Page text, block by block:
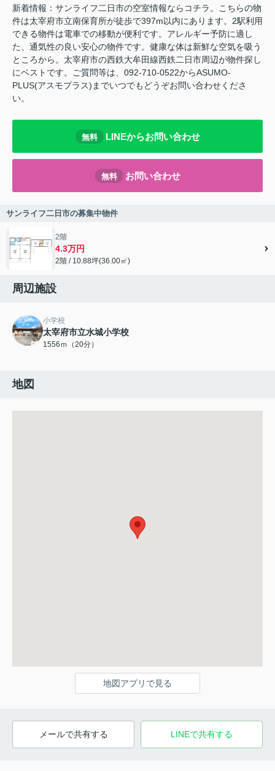
新着情報：サンライフ二日市の空室情報ならコチラ。こちらの物
件は太宰府市立南保育所が徒歩で397m以内にあります。2駅利用
できる物件は電車での移動が便利です。アレルギー予防に適し
た、通気性の良い安心の物件です。健康な体は新鮮な空気を吸う
ところから。太宰府市の西鉄大牟田線西鉄二日市周辺が物件探し
にベストです。ご質問等は、092-710-0522からASUMO-
PLUS(アスモプラス)までいつでもどうぞお問い合わせくださ
い。
無料 LINEからお問い合わせ
無料 お問い合わせ
サンライフ二日市の募集中物件
2階
4.3万円
2階 / 10.88坪(36.00㎡)
周辺施設
小学校
太宰府市立水城小学校
1556ｍ（20分）
地図
地図アプリで見る
メールで共有する LINEで共有する